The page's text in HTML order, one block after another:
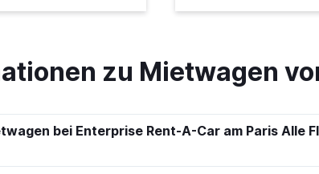
zu Mietwagen
bei Enterprise Rent-A-Car am Paris Alle